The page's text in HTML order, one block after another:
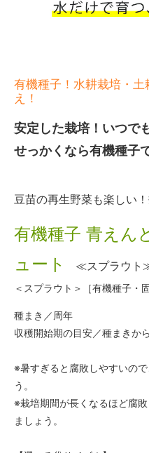
有機種子！水耕栽培・
え！
安定した栽培！いつで
せっかくなら有機種子
豆苗の再生野菜も楽しい！
有機種子 青えん
ュート
≪スプラウト
＜スプラウト＞［有機種子・
種まき／周年
収穫開始期の目安／種まきか
※暑すぎると腐敗しやすいの
う。
※栽培期間が長くなるほど腐
ましょう。